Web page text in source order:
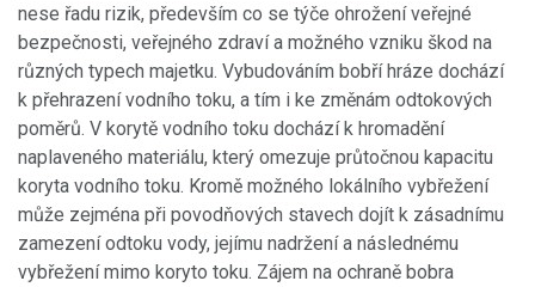
nese řadu rizik, především co se týče ohrožení veřejné
bezpečnosti, veřejného zdraví a možného vzniku škod na
různých typech majetku. Vybudováním bobří hráze dochází
k přehrazení vodního toku, a tím i ke změnám odtokových
poměrů. V korytě vodního toku dochází k hromadění
naplaveného materiálu, který omezuje průtočnou kapacitu
koryta vodního toku. Kromě možného lokálního vybřežení
může zejména při povodňových stavech dojít k zásadnímu
zamezení odtoku vody, jejímu nadržení a následnému
vybřežení mimo koryto toku. Zájem na ochraně bobra